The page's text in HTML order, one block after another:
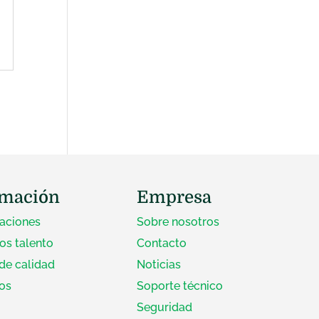
talento
calidad
Empresa
Sobre nosotros
Contacto
Noticias
Soporte técnico
Seguridad